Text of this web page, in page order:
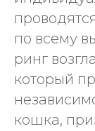
по всему
ринг
который
кошка,